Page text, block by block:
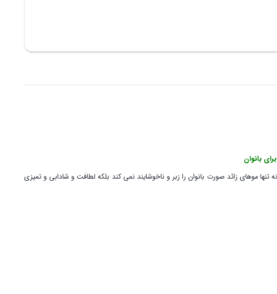
بانوان
موهای زائد صورت بانوان را زبر و ناخوشایند نمی کند بلکه لطافت و شادابی و تمیزی